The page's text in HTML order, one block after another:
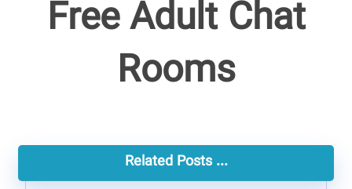
Free Adult Chat
Rooms
Related Posts ...